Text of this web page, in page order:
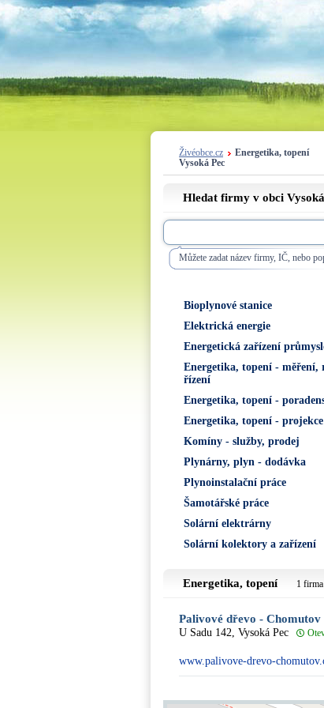
Živéobce.cz
Energetika, topení
Vysoká Pec
Hledat firmy v obci
Můžete zadat název firmy, IČ, nebo
Bioplynové stanice
Elektrická energie
Energetická zařízení
Energetika, topení - měření,
řízení
Energetika, topení -
Energetika, topení - projekce
Komíny - služby, prodej
Plynárny, plyn - dodávka
Plynoinstalační práce
Šamotářské práce
Solární elektrárny
Solární kolektory a zařízení
Energetika, topení 1 firma
Palivové dřevo -
U Sadu 142, Vysoká Pec
www.palivove-drevo-